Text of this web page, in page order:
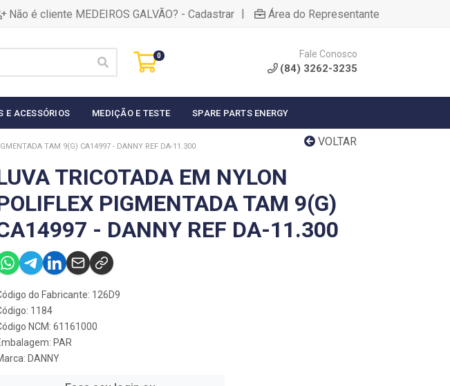
Não é cliente MEDEIROS GALVÃO? - Cadastrar | Área do Representante
0 Fale Conosco
(84) 3262-3235
E ACESSÓRIOS MEDIÇÃO E TESTE SPARE PARTS ENERGY
VOLTAR
TAM 9(G) CA14997 - DANNY REF DA-11.300
TRICOTADA EM NYLON
PIGMENTADA TAM 9(G)
- DANNY REF DA-11.300
do Fabricante: 126D9
1184
NCM: 61161000
PAR
DANNY